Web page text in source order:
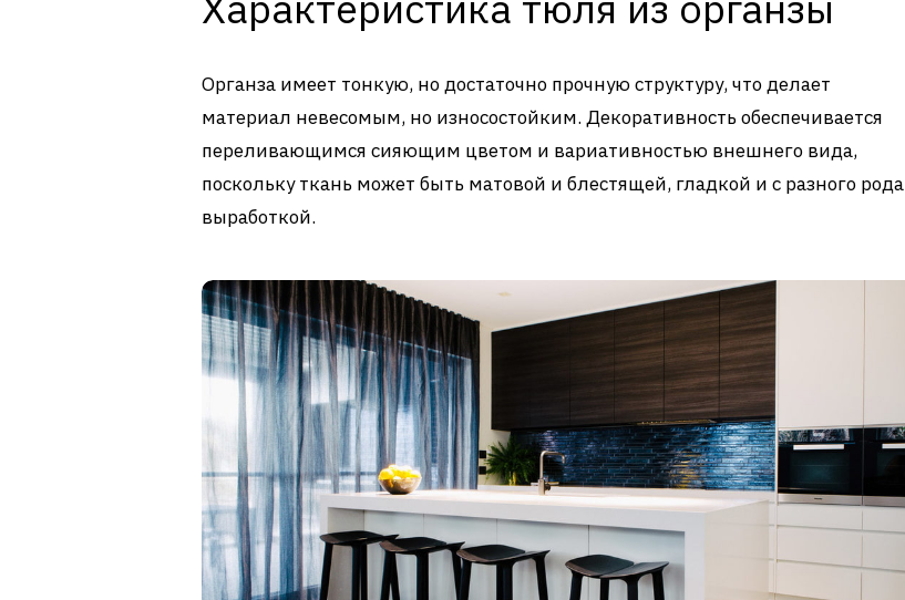
Органза имеет тонкую, но достаточно прочную структуру, что делает
материал невесомым, но износостойким. Декоративность обеспечивается
переливающимся сияющим цветом и вариативностью внешнего вида,
поскольку ткань может быть матовой и блестящей, гладкой и с разного рода
выработкой.